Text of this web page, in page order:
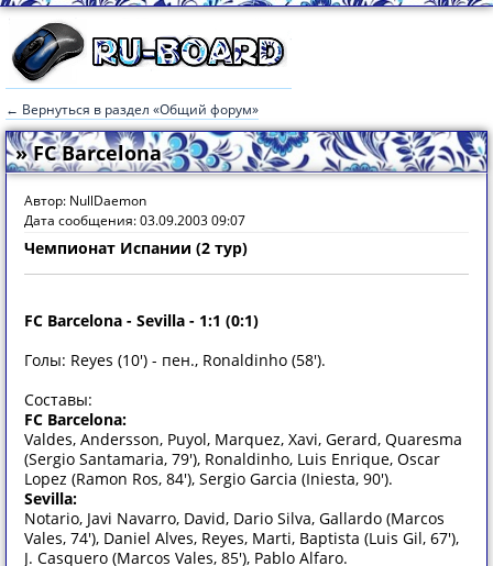
← Вернуться в раздел «Общий форум»
» FC Barcelona
Автор: NullDaemon
Дата сообщения: 03.09.2003 09:07
Чемпионат Испании (2 тур)
FC Barcelona - Sevilla - 1:1 (0:1)
Голы: Reyes (10') - пен., Ronaldinho (58').
Составы:
FC Barcelona:
Valdes, Andersson, Puyol, Marquez, Xavi, Gerard, Quaresma
(Sergio Santamaria, 79'), Ronaldinho, Luis Enrique, Oscar
Lopez (Ramon Ros, 84'), Sergio Garcia (Iniesta, 90').
Sevilla:
Notario, Javi Navarro, David, Dario Silva, Gallardo (Marcos
Vales, 74'), Daniel Alves, Reyes, Marti, Baptista (Luis Gil, 67'),
J. Casquero (Marcos Vales, 85'), Pablo Alfaro.